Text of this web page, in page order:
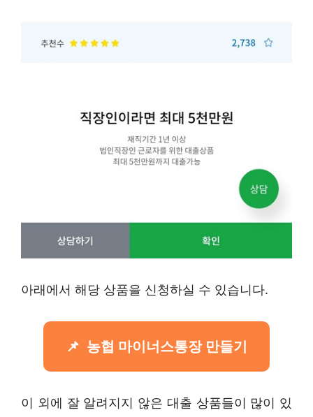
아래에서 해당 상품을 신청하실 수 있습니다.
농협 마이너스통장 만들기
이 외에 잘 알려지지 않은 대출 상품들이 많이 있